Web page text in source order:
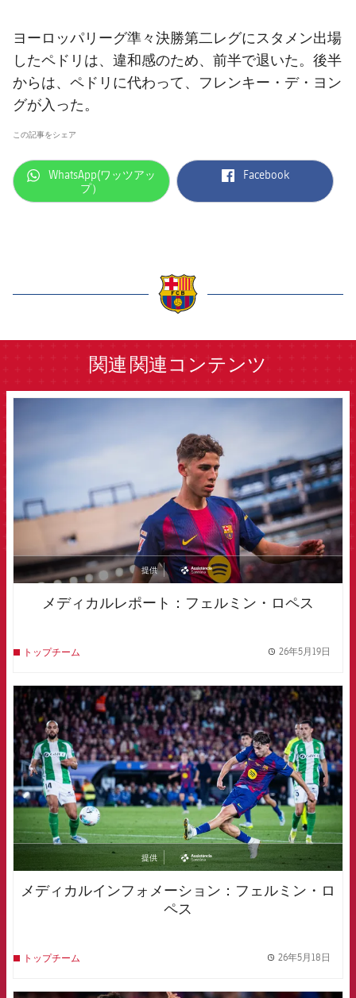
順位表
ヨーロッパリーグ準々決勝第二レグにスタメン出場
したペドリは、違和感のため、前半で退いた。後半
からは、ペドリに代わって、フレンキー・デ・ヨン
グが入った。
この記事をシェア
label.aria.whatsapp
WhatsApp(ワッツアッ
プ）
label.aria.facebook
Facebook
関連 関連コンテンツ
提供
asistencia
メディカルレポート：フェルミン・ロペス
トップチーム 26年5月19日
FCB Barcelona badge
提供
asistencia
メディカルインフォメーション：フェルミン・ロ
ペス
トップチーム 26年5月18日